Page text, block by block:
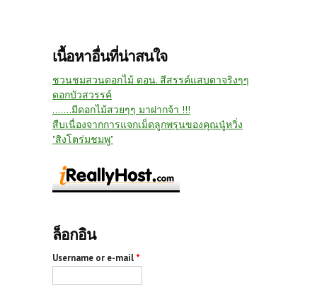
เนื้อหาอื่นที่น่าสนใจ
ชวนชมสวนดอกไม้ ตอน. สีสรรค์แสบตาจริงๆๆ
ดอกบัวสวรรค์
.......มีดอกไม้สวยๆๆ มาฝากจ้า !!!
สืบเนื่องจากการแจกเม็ดลูกพรุนของคุณนู๋หวิ่ง
"สิงโตร่มชมพู"
ล็อกอิน
Username or e-mail *